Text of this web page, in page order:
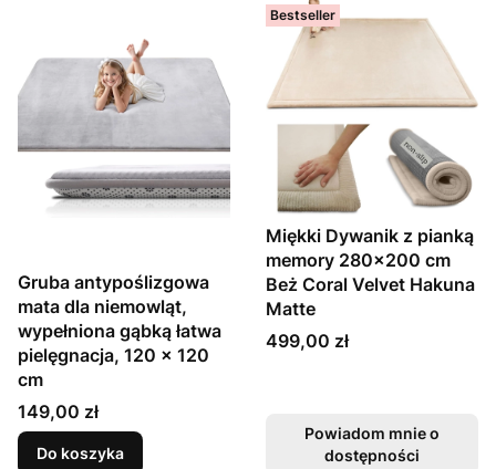
Gruba antypoślizgowa
mata dla niemowląt,
wypełniona gąbką łatwa
pielęgnacja, 120 x 120
cm
Cena
149,00 zł
Do koszyka
Bestseller
Miękki Dywanik z pianką
memory 280x200 cm
Beż Coral Velvet Hakuna
Matte
Cena
499,00 zł
Powiadom mnie o
dostępności